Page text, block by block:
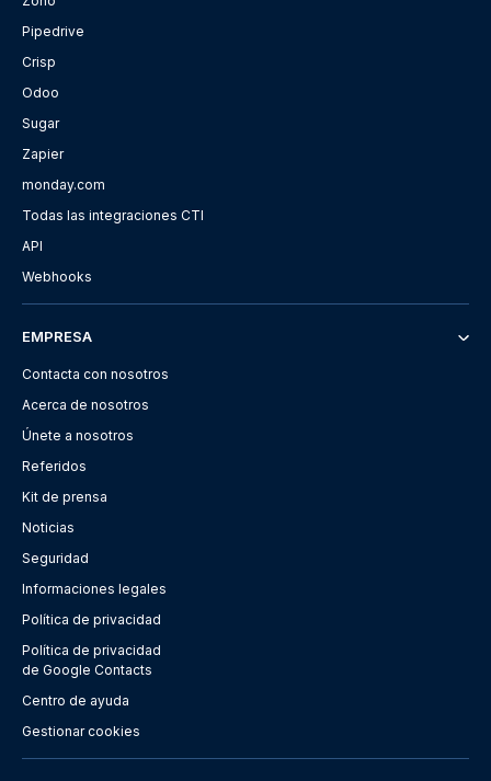
Pipedrive
Crisp
Odoo
Sugar
Zapier
monday.com
Todas las integraciones CTI
API
Webhooks
EMPRESA
Contacta con nosotros
Acerca de nosotros
Únete a nosotros
Referidos
Kit de prensa
Noticias
Seguridad
Informaciones legales
Política de privacidad
Política de privacidad
de Google Contacts
Centro de ayuda
Gestionar cookies